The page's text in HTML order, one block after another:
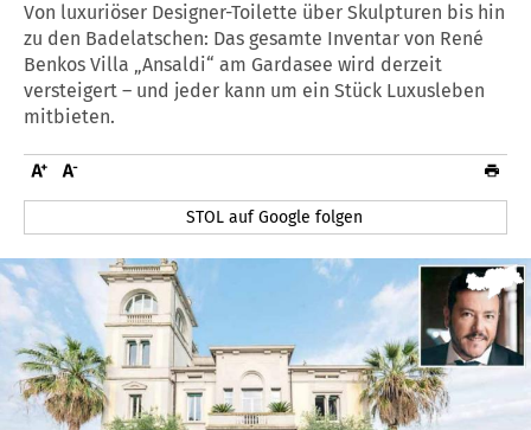
Von luxuriöser Designer-Toilette über Skulpturen bis hin
zu den Badelatschen: Das gesamte Inventar von René
Benkos Villa „Ansaldi“ am Gardasee wird derzeit
versteigert – und jeder kann um ein Stück Luxusleben
mitbieten.
STOL auf Google folgen